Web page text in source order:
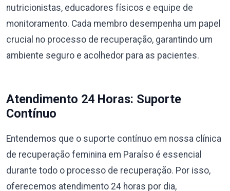
nutricionistas, educadores físicos e equipe de
monitoramento. Cada membro desempenha um papel
crucial no processo de recuperação, garantindo um
ambiente seguro e acolhedor para as pacientes.
Atendimento 24 Horas: Suporte
Contínuo
Entendemos que o suporte contínuo em nossa clínica
de recuperação feminina em Paraíso é essencial
durante todo o processo de recuperação. Por isso,
oferecemos atendimento 24 horas por dia,